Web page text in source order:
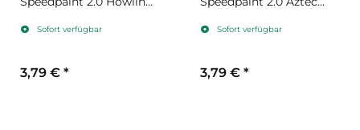
Sofort verfügbar
3,79 € *
Sofort verfügbar
3,79 € *